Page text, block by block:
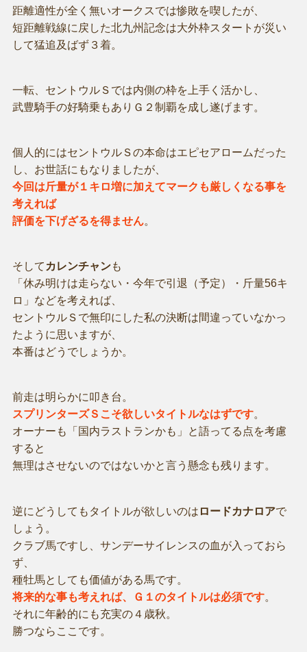
距離適性が全く無いオークスでは惨敗を喫したが、
短距離戦線に戻した北九州記念は大外枠スタートが災い
して猛追及ばず３着。
一転、セントウルＳでは内側の枠を上手く活かし、
武豊騎手の好騎乗もありＧ２制覇を成し遂げます。
個人的にはセントウルＳの本命はエピセアロームだった
し、お世話にもなりましたが、
今回は斤量が１キロ増に加えてマークも厳しくなる事を
考えれば
評価を下げざるを得ません。
そして カレンチャンも
「休み明けは走らない・今年で引退（予定）・斤量56キ
ロ」などを考えれば、
セントウルＳで無印にした私の決断は間違っていなかっ
たように思いますが、
本番はどうでしょうか。
前走は明らかに叩き台。
スプリンターズＳこそ欲しいタイトルなはずです。
オーナーも「国内ラストランかも」と語ってる点を考慮
すると
無理はさせないのではないかと言う懸念も残ります。
逆にどうしてもタイトルが欲しいのは ロードカナロアで
しょう。
クラブ馬ですし、サンデーサイレンスの血が入っておら
ず、
種牡馬としても価値がある馬です。
将来的な事も考えれば、Ｇ１のタイトルは必須です。
それに年齢的にも充実の４歳秋。
勝つならここです。